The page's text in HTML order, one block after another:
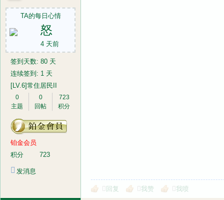
TA的每日心情
怒
4 天前
签到天数: 80 天
连续签到: 1 天
[LV.6]常住居民II
0
主题
0
回帖
723
积分
铂金会员
积分
723
发消息
回复 我赞 我喷